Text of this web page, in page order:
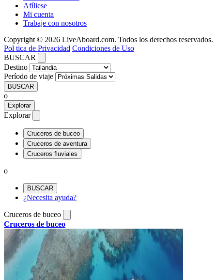
Afíliese
Mi cuenta
Trabaje con nosotros
Copyright © 2026 LiveAboard.com. Todos los derechos reservados.
Pol tica de Privacidad Condiciones de Uso
BUSCAR
Destino
Período de viaje
BUSCAR
o
Explorar
Explorar
Cruceros de buceo
Cruceros de aventura
Cruceros fluviales
o
BUSCAR
¿Necesita ayuda?
Cruceros de buceo
Cruceros de buceo